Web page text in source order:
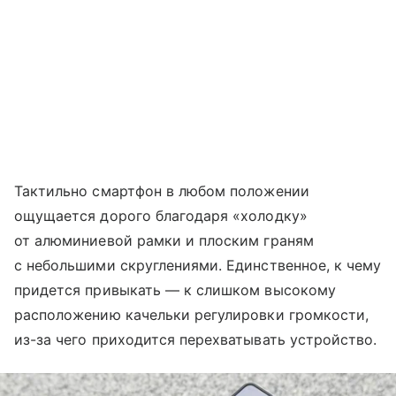
Тактильно смартфон в любом положении
ощущается дорого благодаря «холодку»
от алюминиевой рамки и плоским граням
с небольшими скруглениями. Единственное, к чему
придется привыкать — к слишком высокому
расположению качельки регулировки громкости,
из-за чего приходится перехватывать устройство.